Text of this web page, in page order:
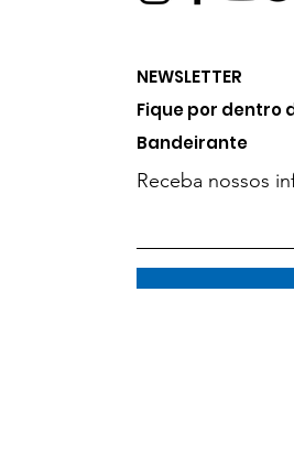
NEWSLETTER
Fique por dentro
Bandeirante
Receba nossos